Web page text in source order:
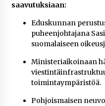
saavutuksiaan:
Eduskunnan
puheenjohtajana
suomalaiseen
Ministeriaikoinaan
toimintaympäristöä.
Pohjoismaisen